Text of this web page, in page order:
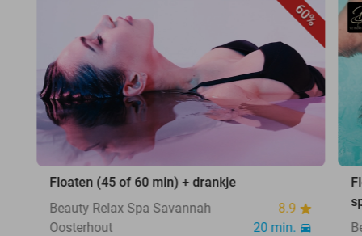
60%
Floaten (45 of 60 min) + drankje
Beauty Relax Spa Savannah
8.9
Oosterhout
20 min.